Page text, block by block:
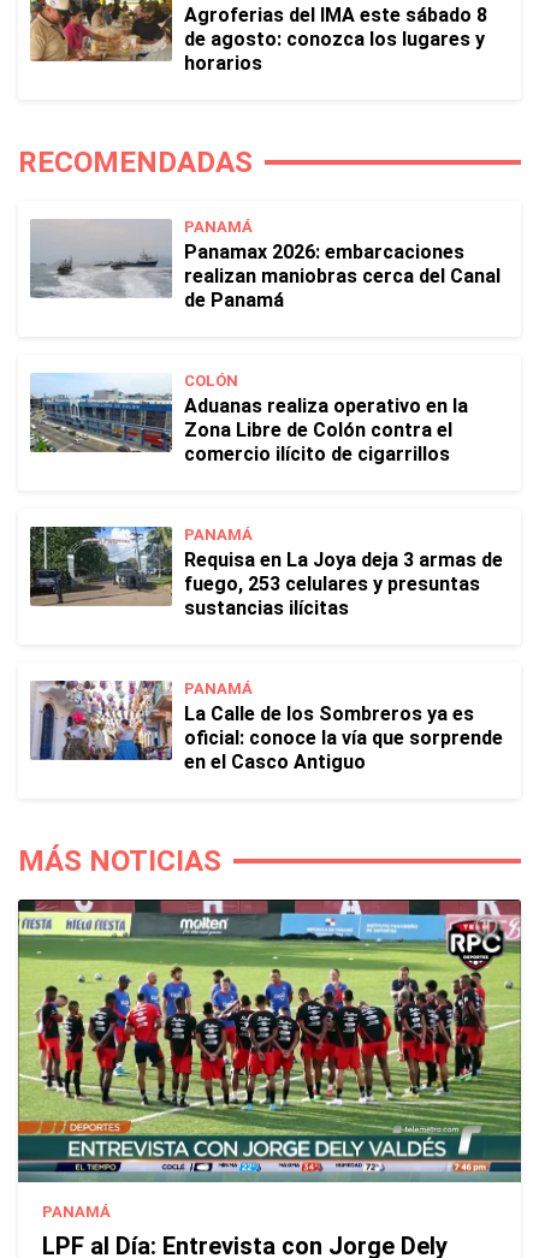
Agroferias del IMA este sábado 8
de agosto: conozca los lugares y
horarios
RECOMENDADAS
PANAMÁ
Panamax 2026: embarcaciones
realizan maniobras cerca del Canal
de Panamá
COLÓN
Aduanas realiza operativo en la
Zona Libre de Colón contra el
comercio ilícito de cigarrillos
PANAMÁ
Requisa en La Joya deja 3 armas de
fuego, 253 celulares y presuntas
sustancias ilícitas
PANAMÁ
La Calle de los Sombreros ya es
oficial: conoce la vía que sorprende
en el Casco Antiguo
MÁS NOTICIAS
PANAMÁ
LPF al Día: Entrevista con Jorge Dely